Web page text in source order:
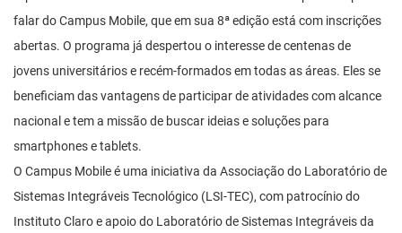
falar do Campus Mobile, que em sua 8ª edição está com inscrições
abertas. O programa já despertou o interesse de centenas de
jovens universitários e recém-formados em todas as áreas. Eles se
beneficiam das vantagens de participar de atividades com alcance
nacional e tem a missão de buscar ideias e soluções para
smartphones e tablets.
O Campus Mobile é uma iniciativa da Associação do Laboratório de
Sistemas Integráveis Tecnológico (LSI-TEC), com patrocínio do
Instituto Claro e apoio do Laboratório de Sistemas Integráveis da